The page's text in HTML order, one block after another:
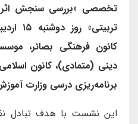
تخصصی «بررسی سنجش
کانون فرهنگی بصائر،
دینی (متمادی)، کانون
برنامه‌ریزی درسی وزارت
این نشست با هدف تبادل